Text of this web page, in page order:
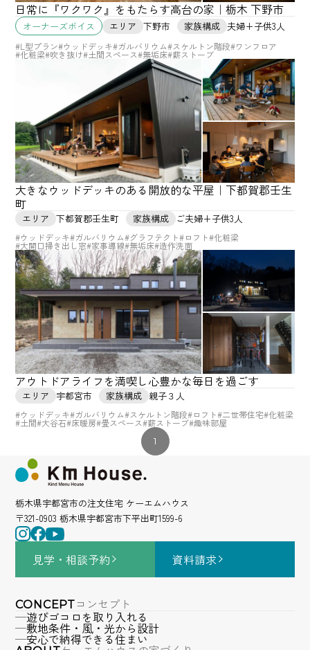
日常に『ワクワク』をもたらす高台の家｜栃木 下野市
オーナーズボイス エリア 下野市 家族構成 夫婦+子供3人
#L型プラン#ウッドデッキ#ガルバリウム#スケルトン階段#ワンフロア
#化粧梁#吹き抜け#土間スペース#無垢床#薪ストーブ
大きなウッドデッキのある開放的な平屋｜下都賀郡壬生
町
エリア 下都賀郡壬生町 家族構成 ご夫婦+子供3人
#ウッドデッキ#ガルバリウム#グラフテクト#ロフト#化粧梁
#大開口掃き出し窓#家事導線#無垢床#造作洗面
アウトドアライフを満喫し心豊かな毎日を過ごす
エリア 宇都宮市 家族構成 親子３人
#ウッドデッキ#ガルバリウム#スケルトン階段#ロフト#二世帯住宅#化粧梁
#土間#大谷石#床暖房#畳スペース#薪ストーブ#趣味部屋
1
栃木県宇都宮市の注文住宅 ケーエムハウス
〒321-0903 栃木県宇都宮市下平出町1599-6
見学・相談予約 資料請求
CONCEPTコンセプト
遊びゴコロを取り入れる
敷地条件・風・光から設計
安心で納得できる住まい